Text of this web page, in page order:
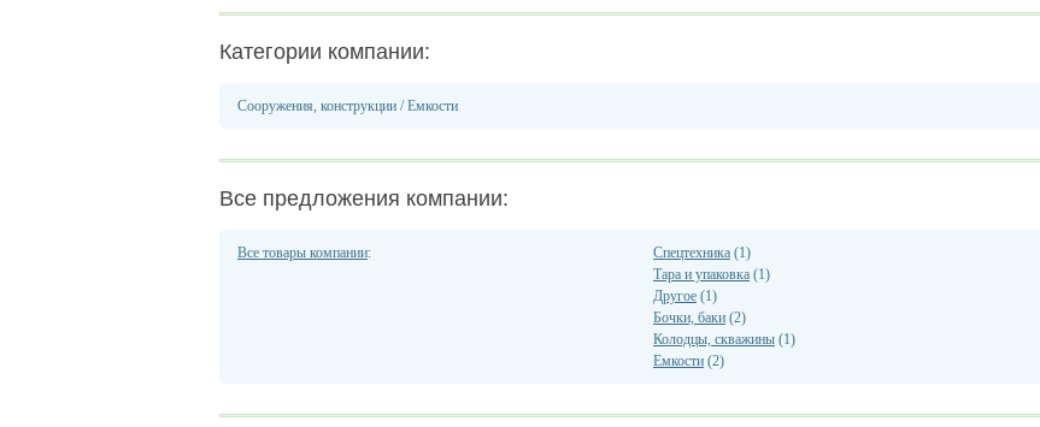
Категории компании:
Сооружения, конструкции /Емкости
Все предложения компании:
Все товары компании: Спецтехника (1)
Тара и упаковка (1)
Другое (1)
Бочки, баки (2)
Колодцы, скважины (1)
Емкости (2)